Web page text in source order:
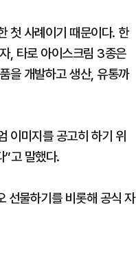
첫 사례이기 때문이다. 한
, 타로 아이스크림 3종은
을 개발하고 생산, 유통까
이미지를 공고히 하기 위
”고 말했다.
선물하기를 비롯해 공식 자